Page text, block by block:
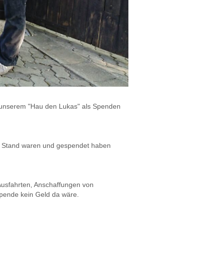
"Hau den Lukas" als Spenden
waren und gespendet haben
Anschaffungen von
kein Geld da wäre.